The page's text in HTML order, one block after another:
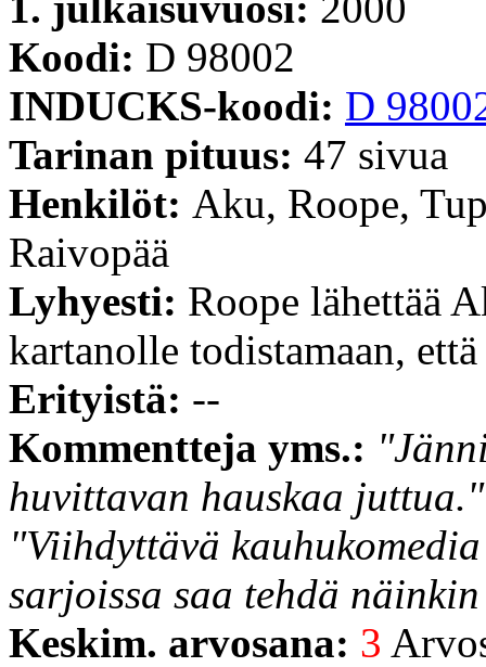
Koodi: D 98002
INDUCKS-koodi: D
Tarinan pituus: 47 sivua
Henkilöt: Aku, Roope,
Raivopää
Lyhyesti: Roope lähettää
kartanolle todistamaan,
Erityistä: --
Kommentteja yms.:
huvittavan hauskaa juttua."
"Viihdyttävä
sarjoissa saa tehdä
Keskim. arvosana: 3